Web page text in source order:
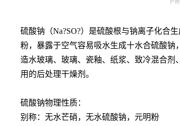
硫酸钠（Na?SO?）是硫酸根与钠离子化合
粉，暴露于空气容易吸水生成十水合硫酸
造水玻璃、玻璃、瓷釉、纸浆、致冷混合
用的后处理干燥剂。
硫酸钠物理性质：
别称：无水芒硝，无水硫酸钠，元明粉